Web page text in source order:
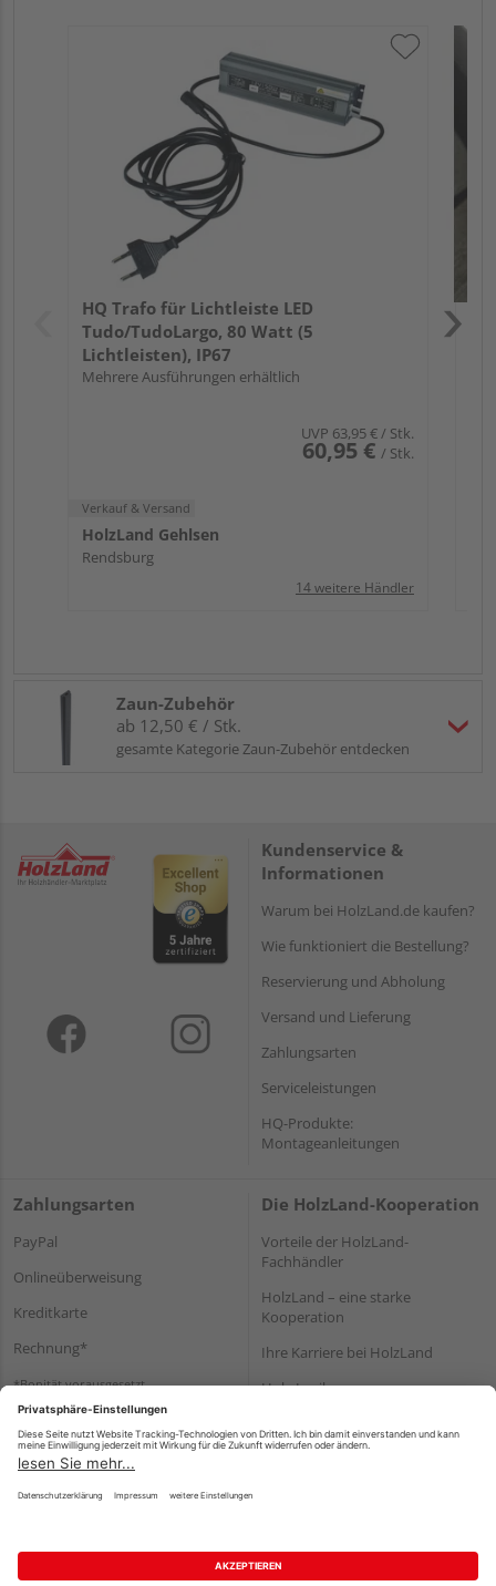
HQ Trafo für Lichtleiste LED
Tudo/TudoLargo, 80 Watt (5
Lichtleisten), IP67
Mehrere Ausführungen erhältlich
UVP 63,95 €/ Stk.
60,95 € / Stk.
Verkauf & Versand
HolzLand Gehlsen
Rendsburg
14 weitere Händler
Zaun-Zubehör
ab 12,50 € / Stk.
gesamte Kategorie Zaun-Zubehör entdecken
Kundenservice &
Informationen
Warum bei HolzLand.de kaufen?
Wie funktioniert die Bestellung?
Reservierung und Abholung
Versand und Lieferung
Zahlungsarten
Serviceleistungen
HQ-Produkte:
Montageanleitungen
Zahlungsarten
PayPal
Onlineüberweisung
Kreditkarte
Rechnung*
*Bonität vorausgesetzt
Die HolzLand-Kooperation
Vorteile der HolzLand-
Fachhändler
HolzLand – eine starke
Kooperation
Ihre Karriere bei HolzLand
Holz-Lexikon
Impressum Datenschutz
Nutzungsbedingungen